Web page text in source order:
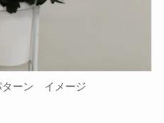
ターン イメージ